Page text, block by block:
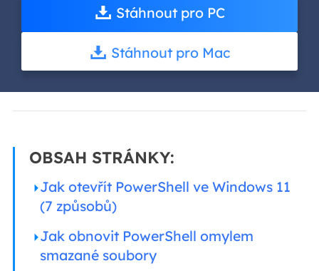
Stáhnout pro PC
Stáhnout pro Mac
OBSAH STRÁNKY:
Jak otevřít PowerShell ve Windows 11
(7 způsobů)
Jak obnovit PowerShell omylem
smazané soubory